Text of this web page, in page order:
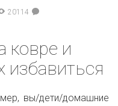
20114
ковре и
избавиться
вы/дети/домашние